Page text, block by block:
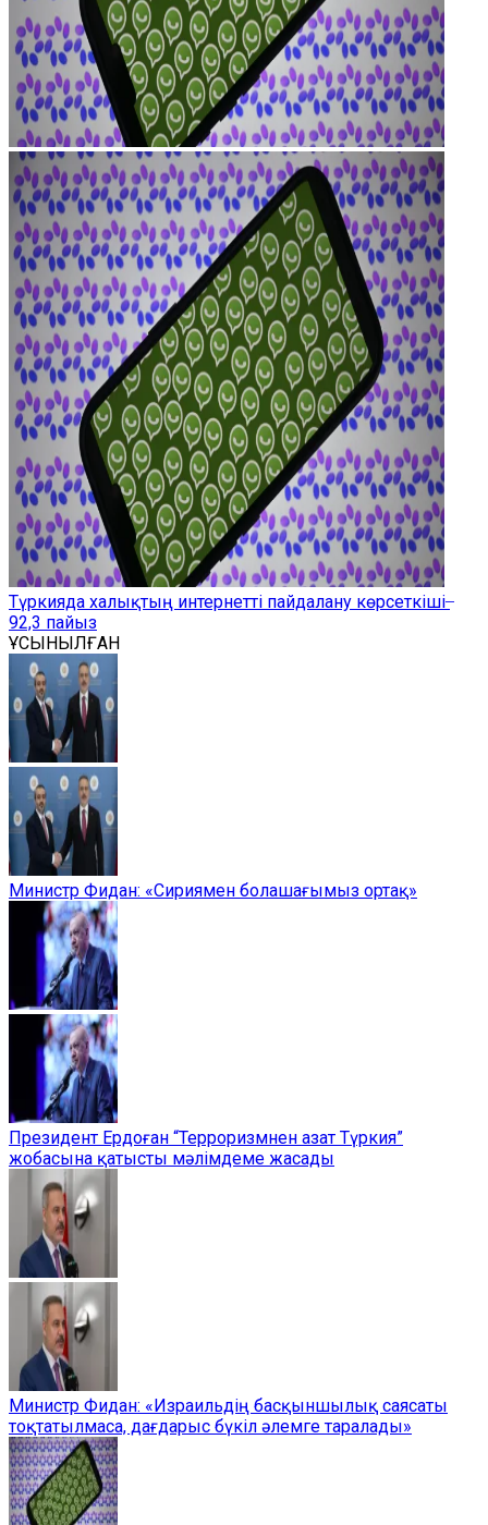
Түркияда халықтың интернетті пайдалану көрсеткіші ̶
92,3 пайыз
ҰСЫНЫЛҒАН
Министр Фидан: «Сириямен болашағымыз ортақ»
Президент Ердоған “Терроризмнен азат Түркия”
жобасына қатысты мәлімдеме жасады
Министр Фидан: «Израильдің басқыншылық саясаты
тоқтатылмаса, дағдарыс бүкіл әлемге таралады»